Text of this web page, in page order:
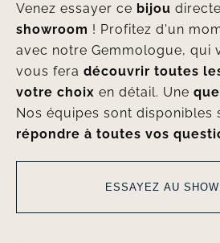
Venez essayer ce bijou
showroom ! Profitez d'un
avec notre Gemmologue, qui
vous fera découvrir toutes
votre choix en détail. Une
Nos équipes sont disponibles
répondre à toutes vos
ESSAYEZ AU